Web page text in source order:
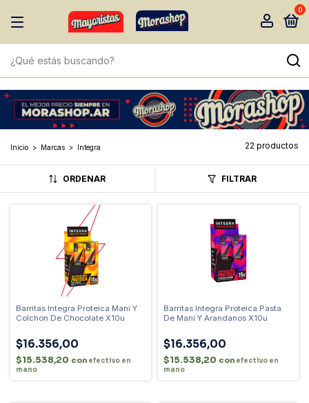
0
Inicio > Marcas > Integra 22 productos
ORDENAR FILTRAR
Barritas Integra Proteica Mani Y
Colchon De Chocolate X10u
$16.356,00
$15.538,20 con efectivo en
mano
Barritas Integra Proteica Pasta
De Mani Y Arandanos X10u
$16.356,00
$15.538,20 con efectivo en
mano